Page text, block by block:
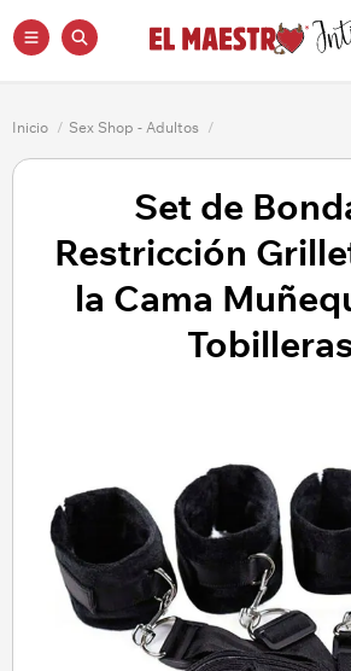
Inicio / Sex Shop - Adultos /
Set de
Restricción
la Cama